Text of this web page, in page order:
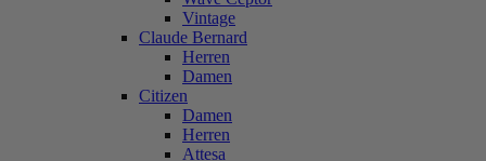
Vintage
Claude Bernard
Herren
Damen
Citizen
Damen
Herren
Attesa